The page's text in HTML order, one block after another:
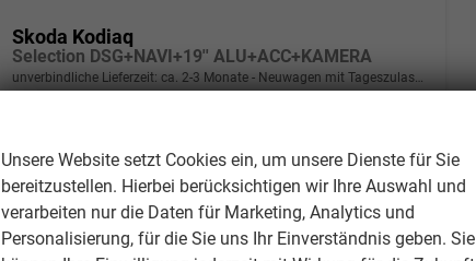
Skoda Kodiaq
Selection DSG+NAVI+19'' ALU+ACC+KAMERA
unverbindliche Lieferzeit: ca. 2-3 Monate Neuwagen mit Tageszulassung
Benzin
110 kW (150 PS)
620 km
39.350,– € Details
Unsere Website setzt Cookies ein, um unsere Dienste für Sie
bereitzustellen. Hierbei berücksichtigen wir Ihre Auswahl und
verarbeiten nur die Daten für Marketing, Analytics und
Personalisierung, für die Sie uns Ihr Einverständnis geben. Sie